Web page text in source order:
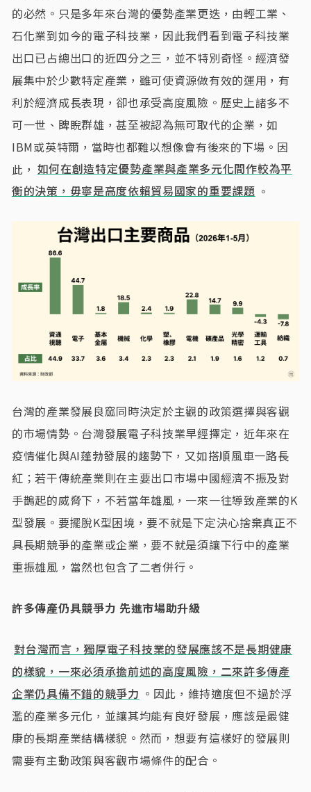
的必然。只是多年來台灣的優勢產業更迭，由輕工業、
石化業到如今的電子科技業，因此我們看到電子科技業
出口已占總出口的近四分之三，並不特別奇怪。經濟發
展集中於少數特定產業，雖可使資源做有效的運用，有
利於經濟成長表現，卻也承受高度風險。歷史上諸多不
可一世、睥睨群雄，甚至被認為無可取代的企業，如
IBM或英特爾，當時也都難以想像會有後來的下場。因
此， 如何在創造特定優勢產業與產業多元化間作較為平
衡的決策，毋寧是高度依賴貿易國家的重要課題 。
台灣的產業發展良窳同時決定於主觀的政策選擇與客觀
的市場情勢。台灣發展電子科技業早經擇定，近年來在
疫情催化與AI蓬勃發展的趨勢下，又如搭順風車一路長
紅；若干傳統產業則在主要出口市場中國經濟不振及對
手鵲起的威脅下，不若當年雄風，一來一往導致產業的K
型發展。要擺脫K型困境，要不就是下定決心捨棄真正不
具長期競爭的產業或企業，要不就是須讓下行中的產業
重振雄風，當然也包含了二者併行。
許多傳產仍具競爭力 先進市場助升級
對台灣而言，獨厚電子科技業的發展應該不是長期健康
的樣貌，一來必須承擔前述的高度風險，二來許多傳產
企業仍具備不錯的競爭力 。因此，維持適度但不過於浮
濫的產業多元化，並讓其均能有良好發展，應該是最健
康的長期產業結構樣貌。然而，想要有這樣好的發展則
需要有主動政策與客觀市場條件的配合。